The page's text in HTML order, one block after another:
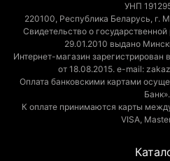
УНП
220100, Республика Беларусь, г.
Свидетельство о
29.01.2010 выдано
Интернет-магазин зарегистрирован
от 18.08.2015. e-mail:
Оплата банковскими картами
Банк».
К оплате принимаются карты
VISA,